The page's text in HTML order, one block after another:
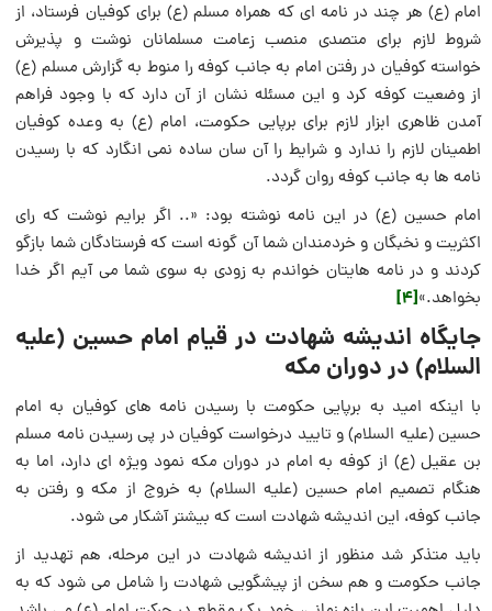
امام (ع) هر چند در نامه ای که همراه مسلم (ع) برای کوفیان فرستاد، از
شروط لازم برای متصدی منصب زعامت مسلمانان نوشت و پذیرش
خواسته کوفیان در رفتن امام به جانب کوفه را منوط به گزارش مسلم (ع)
از وضعیت کوفه کرد و این مسئله نشان از آن دارد که با وجود فراهم
آمدن ظاهری ابزار لازم برای برپایی حکومت، امام (ع) به وعده کوفیان
اطمینان لازم را ندارد و شرایط را آن سان ساده نمی انگارد که با رسیدن
نامه ها به جانب کوفه روان گردد.
امام حسین (ع) در این نامه نوشته بود: «.. اگر برایم نوشت که رای
اکثریت و نخبگان و خردمندان شما آن گونه است که فرستادگان شما بازگو
کردند و در نامه هایتان خواندم به زودی به سوی شما می آیم اگر خدا
بخواهد.»[4]
جایگاه اندیشه شهادت در قیام امام حسین (علیه
السلام) در دوران مکه
با اینکه امید به برپایی حکومت با رسیدن نامه های کوفیان به امام
حسین (علیه السلام) و تایید درخواست کوفیان در پی رسیدن نامه مسلم
بن عقیل (ع) از کوفه به امام در دوران مکه نمود ویژه ای دارد، اما به
هنگام تصمیم امام حسین (علیه السلام) به خروج از مکه و رفتن به
جانب کوفه، این اندیشه شهادت است که بیشتر آشکار می شود.
باید متذکر شد منظور از اندیشه شهادت در این مرحله، هم تهدید از
جانب حکومت و هم سخن از پیشگویی شهادت را شامل می شود که به